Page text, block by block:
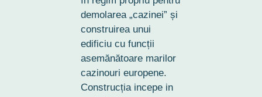
demolarea „cazinei” și
construirea unui
edificiu cu funcții
asemănătoare marilor
cazinouri europene.
Construcția incepe in